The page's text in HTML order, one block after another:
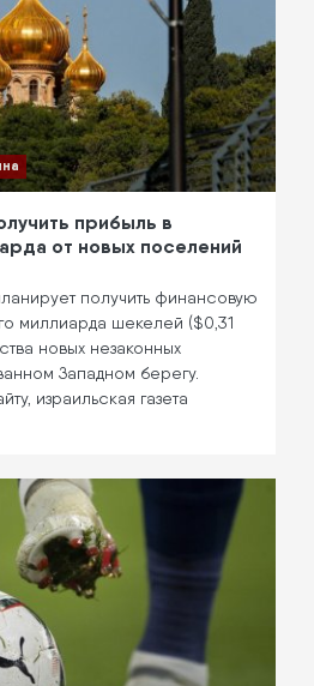
прибыль в
от новых поселений
получить финансовую
миллиарда шекелей ($0,31
новых незаконных
Западном берегу.
израильская газета